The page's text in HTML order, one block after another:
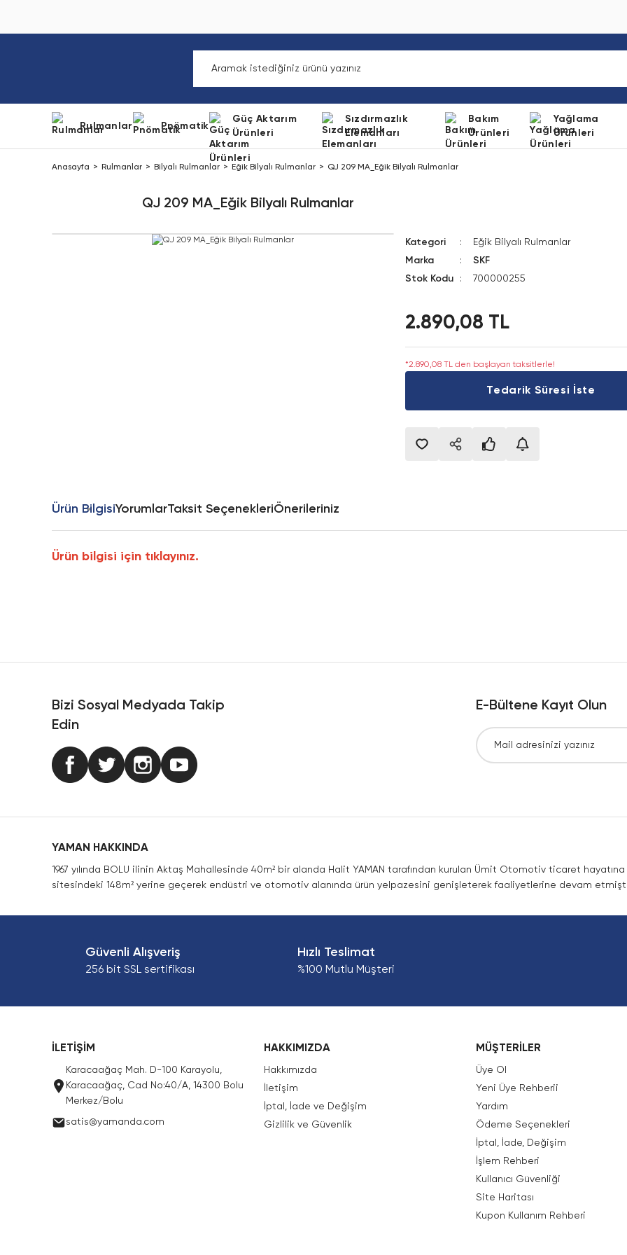
Rulmanlar Pnömatik
Güç Aktarım
Ürünleri
Sızdırmazlık
Elemanları
Bakım
Ürünleri
Yağlama
Ürünleri
Anasayfa Rulmanlar Bilyalı Rulmanlar Eğik Bilyalı Rulmanlar QJ 209 MA_Eğik Bilyalı Rulmanlar
QJ 209 MA_Eğik Bilyalı Rulmanlar
Kategori
Eğik Bilyalı Rulmanlar
Marka
SKF
Stok Kodu
700000255
2.890,08 TL
*2.890,08 TL den başlayan taksitlerle!
Tedarik Süresi İste
Ürün BilgisiYorumlarTaksit SeçenekleriÖnerileriniz
Ürün bilgisi için tıklayınız.
Bizi Sosyal Medyada Takip
Edin
E-Bültene Kayıt Olun
YAMAN HAKKINDA
1967 yılında BOLU ilinin Aktaş Mahallesinde 40m² bir alanda Halit YAMAN tarafından kurulan Ümit Otomotiv ticaret
sitesindeki 148m² yerine geçerek endüstri ve otomotiv alanında ürün yelpazesini genişleterek faaliyetlerine devam
Güvenli Alışveriş
256 bit SSL sertifikası
Hızlı Teslimat
%100 Mutlu Müşteri
İLETİŞİM
Karacaağaç Mah. D-100 Karayolu,
Karacaağaç, Cad No:40/A, 14300 Bolu
Merkez/Bolu
satis@yamanda.com
HAKKIMIZDA
Hakkımızda
İletişim
İptal, İade ve Değişim
Gizlilik ve Güvenlik
MÜŞTERİLER
Üye Ol
Yeni Üye Rehberii
Yardım
Ödeme Seçenekleri
İptal, İade, Değişim
İşlem Rehberi
Kullanıcı Güvenliği
Site Haritası
Kupon Kullanım Rehberi